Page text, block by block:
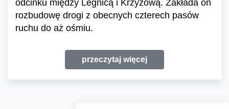
odcinku między Legnicą i Krzyżową. Zakłada on
rozbudowę drogi z obecnych czterech pasów
ruchu do aż ośmiu.
przeczytaj więcej